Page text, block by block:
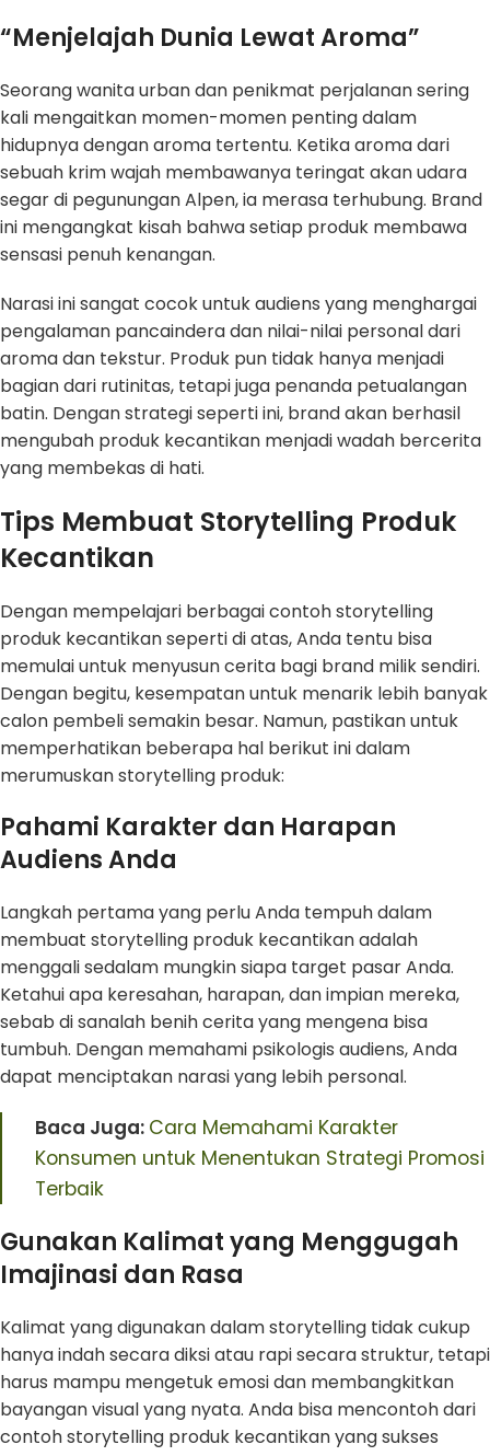
“Menjelajah Dunia Lewat Aroma”
Seorang wanita urban dan penikmat perjalanan sering
kali mengaitkan momen-momen penting dalam
hidupnya dengan aroma tertentu. Ketika aroma dari
sebuah krim wajah membawanya teringat akan udara
segar di pegunungan Alpen, ia merasa terhubung. Brand
ini mengangkat kisah bahwa setiap produk membawa
sensasi penuh kenangan.
Narasi ini sangat cocok untuk audiens yang menghargai
pengalaman pancaindera dan nilai-nilai personal dari
aroma dan tekstur. Produk pun tidak hanya menjadi
bagian dari rutinitas, tetapi juga penanda petualangan
batin. Dengan strategi seperti ini, brand akan berhasil
mengubah produk kecantikan menjadi wadah bercerita
yang membekas di hati.
Tips Membuat Storytelling Produk
Kecantikan
Dengan mempelajari berbagai contoh storytelling
produk kecantikan seperti di atas, Anda tentu bisa
memulai untuk menyusun cerita bagi brand milik sendiri.
Dengan begitu, kesempatan untuk menarik lebih banyak
calon pembeli semakin besar. Namun, pastikan untuk
memperhatikan beberapa hal berikut ini dalam
merumuskan storytelling produk:
Pahami Karakter dan Harapan
Audiens Anda
Langkah pertama yang perlu Anda tempuh dalam
membuat storytelling produk kecantikan adalah
menggali sedalam mungkin siapa target pasar Anda.
Ketahui apa keresahan, harapan, dan impian mereka,
sebab di sanalah benih cerita yang mengena bisa
tumbuh. Dengan memahami psikologis audiens, Anda
dapat menciptakan narasi yang lebih personal.
Baca Juga: Cara Memahami Karakter
Konsumen untuk Menentukan Strategi Promosi
Terbaik
Gunakan Kalimat yang Menggugah
Imajinasi dan Rasa
Kalimat yang digunakan dalam storytelling tidak cukup
hanya indah secara diksi atau rapi secara struktur, tetapi
harus mampu mengetuk emosi dan membangkitkan
bayangan visual yang nyata. Anda bisa mencontoh dari
contoh storytelling produk kecantikan yang sukses